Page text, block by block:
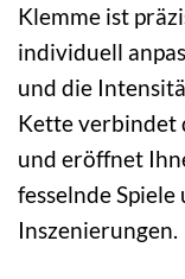
Klemme ist
individuell
und die
Kette verbindet
und eröffnet
fesselnde
Inszenierungen.